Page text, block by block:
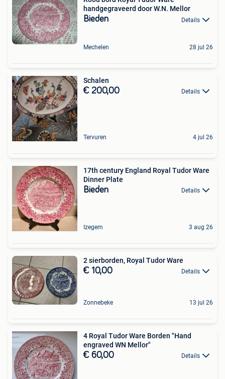
handgegraveerd door W.N. Mellor
Bieden Details
Mechelen 28 jul 26
Schalen
€ 200,00 Details
Tervuren 4 jul 26
17th century England Royal Tudor Ware
Dinner Plate
Bieden Details
Izegem 3 aug 26
2 sierborden, Royal Tudor Ware
€ 10,00 Details
Zonnebeke 13 jul 26
4 Royal Tudor Ware Borden "Hand
engraved WN Mellor"
€ 60,00 Details